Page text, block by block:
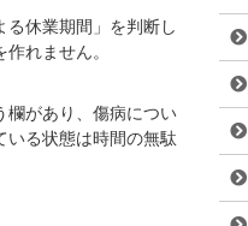
る休業期間」を判断し
れません。
欄があり、傷病につい
いる状態は時間の無駄